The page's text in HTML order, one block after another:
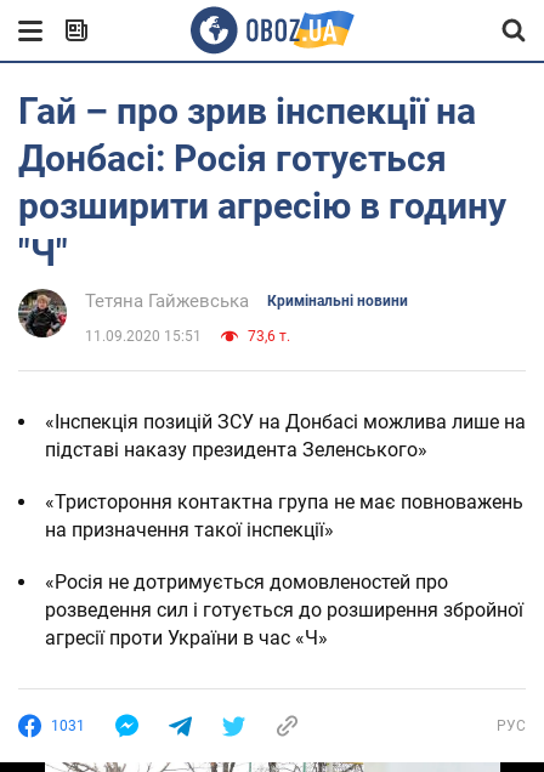
Гай – про зрив інспекції на
Донбасі: Росія готується
розширити агресію в годину
"Ч"
Тетяна Гайжевська Кримінальні новини
11.09.2020 15:51 73,6 т.
«Інспекція позицій ЗСУ на Донбасі можлива лише на
підставі наказу президента Зеленського»
«Тристороння контактна група не має повноважень
на призначення такої інспекції»
«Росія не дотримується домовленостей про
розведення сил і готується до розширення збройної
агресії проти України в час «Ч»
1031 РУС